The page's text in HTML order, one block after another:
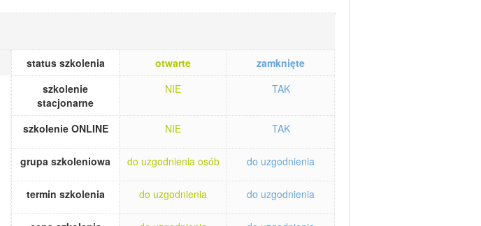
status szkolenia otwarte
zamknięte
szkolenie
stacjonarne
NIE TAK
szkolenie ONLINE NIE TAK
grupa szkoleniowa do uzgodnienia osób do uzgodnienia
termin szkolenia do uzgodnienia do uzgodnienia